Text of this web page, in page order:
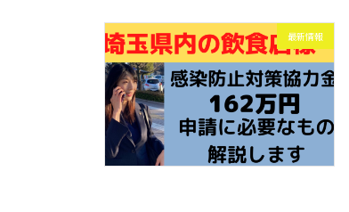
最新情報